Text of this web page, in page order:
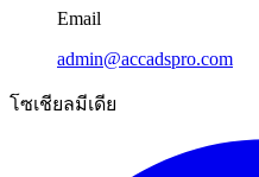
Email
admin@accadspro.com
โซเชียลมีเดีย